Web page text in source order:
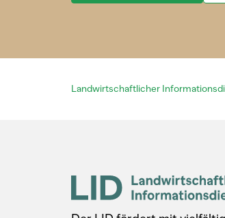
Landwirtschaftlicher